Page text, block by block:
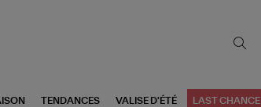
TENDANCES VALISE D'ÉTÉ LAST CHANCE